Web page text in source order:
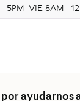
5PM · VIE: 8AM -
ayudarnos